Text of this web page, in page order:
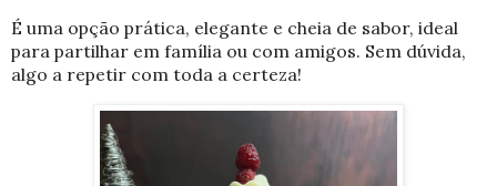
É uma opção prática, elegante e cheia de sabor, ideal
para partilhar em família ou com amigos. Sem dúvida,
algo a repetir com toda a certeza!